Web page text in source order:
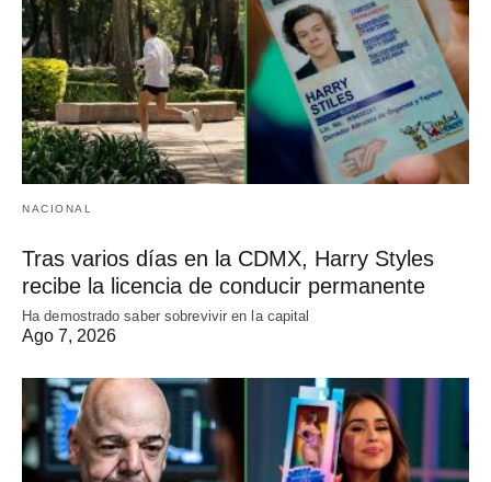
NACIONAL
Tras varios días en la CDMX, Harry Styles
recibe la licencia de conducir permanente
Ha demostrado saber sobrevivir en la capital
Ago 7, 2026